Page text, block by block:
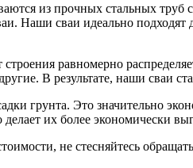
из прочных стальных
Наши сваи идеально
равномерно
В результате, наши сваи
грунта. Это значительно
их более экономически
не стесняйтесь